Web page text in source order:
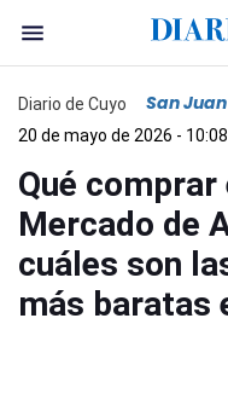
Diario de Cuyo San Juan
20 de mayo de 2026 - 10:08
Qué comprar
Mercado de
cuáles son
más baratas